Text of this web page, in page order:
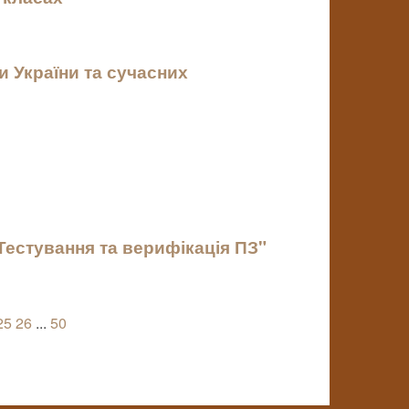
України та сучасних
та верифікація ПЗ"
26 ... 50